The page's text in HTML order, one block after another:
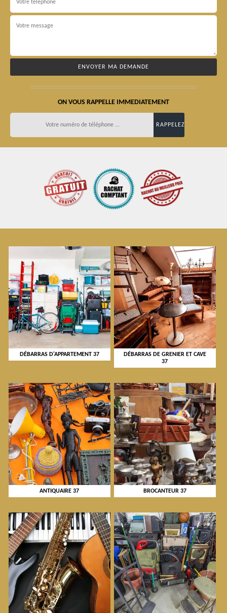
ON VOUS RAPPELLE IMMEDIATEMENT
DÉBARRAS D'APPARTEMENT 37
DÉBARRAS DE GRENIER ET CAVE
37
ANTIQUAIRE 37 BROCANTEUR 37